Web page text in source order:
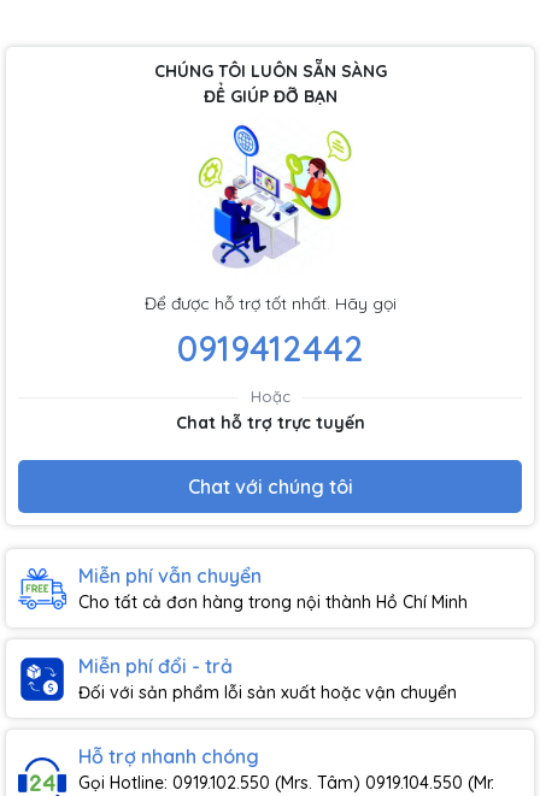
CHÚNG TÔI LUÔN SẴN SÀNG
ĐỂ GIÚP ĐỠ BẠN
Để được hỗ trợ tốt nhất. Hãy gọi
0919412442
Hoặc
Chat hỗ trợ trực tuyến
Chat với chúng tôi
Miễn phí vẫn chuyển
Cho tất cả đơn hàng trong nội thành Hồ Chí Minh
Miễn phí đổi - trả
Đối với sản phẩm lỗi sản xuất hoặc vận chuyển
Hỗ trợ nhanh chóng
Gọi Hotline: 0919.102.550 (Mrs. Tâm) 0919.104.550 (Mr.